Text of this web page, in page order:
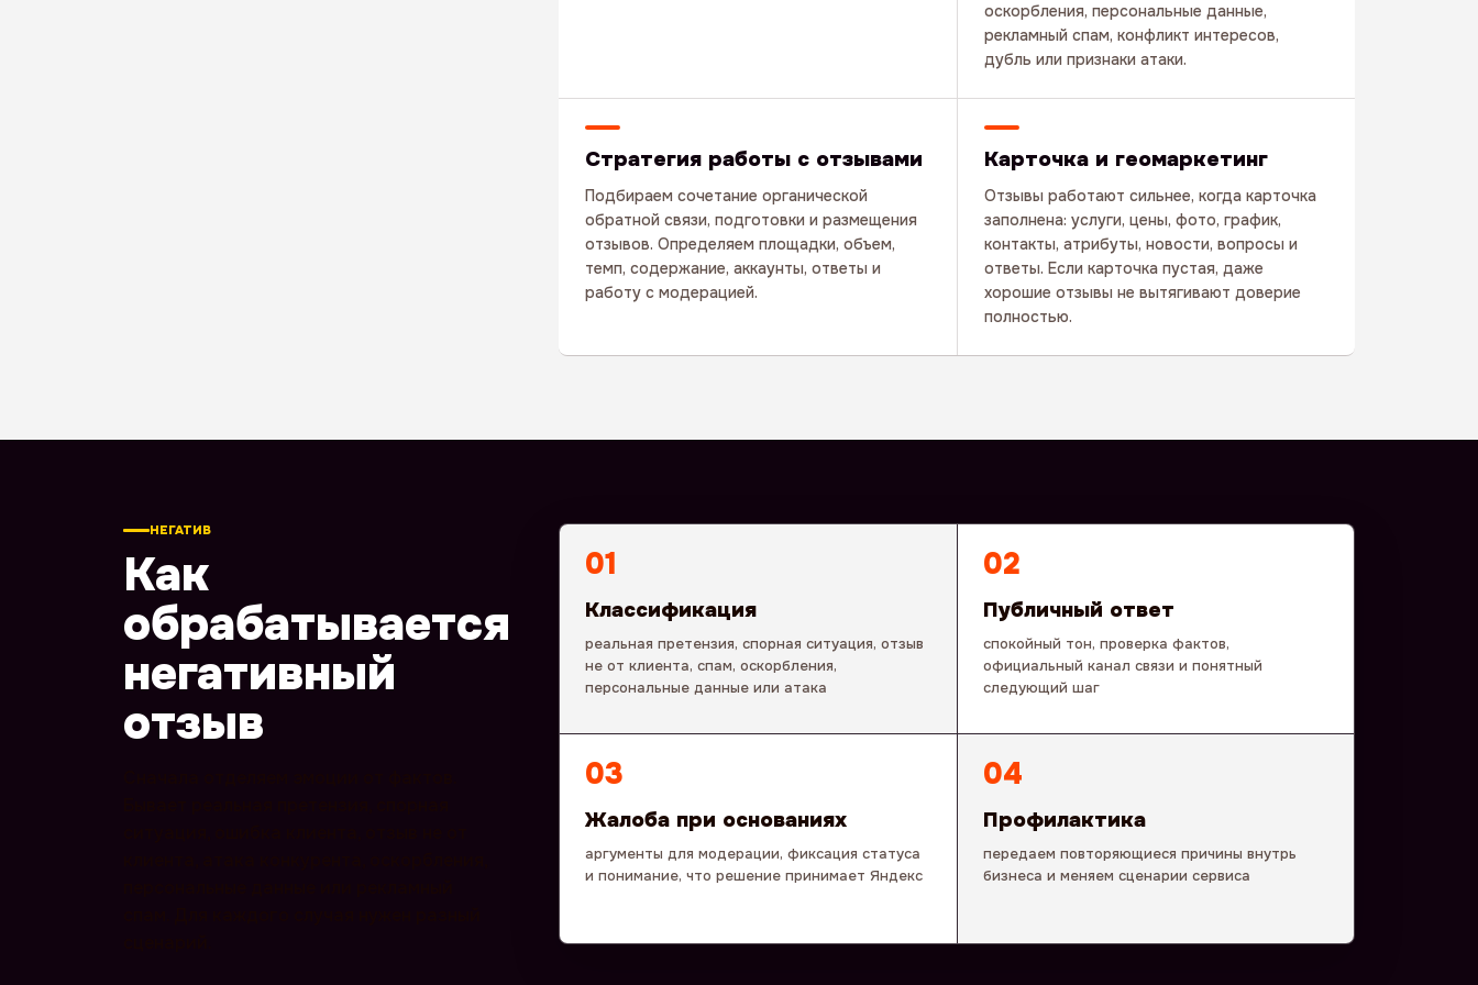
оскорбления, персональные данные,
рекламный спам, конфликт интересов,
дубль или признаки атаки.
Стратегия работы с отзывами
Подбираем сочетание органической
обратной связи, подготовки и размещения
отзывов. Определяем площадки, объем,
темп, содержание, аккаунты, ответы и
работу с модерацией.
Карточка и геомаркетинг
Отзывы работают сильнее, когда карточка
заполнена: услуги, цены, фото, график,
контакты, атрибуты, новости, вопросы и
ответы. Если карточка пустая, даже
хорошие отзывы не вытягивают доверие
полностью.
НЕГАТИВ
Как
обрабатывается
негативный
отзыв
01
Классификация
реальная претензия, спорная ситуация, отзыв
не от клиента, спам, оскорбления,
персональные данные или атака
02
Публичный ответ
спокойный тон, проверка фактов,
официальный канал связи и понятный
следующий шаг
03
Жалоба при основаниях
аргументы для модерации, фиксация статуса
и понимание, что решение принимает Яндекс
04
Профилактика
передаем повторяющиеся причины внутрь
бизнеса и меняем сценарии сервиса